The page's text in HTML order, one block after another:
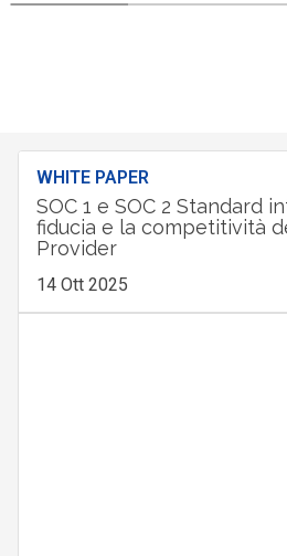
WHITE PAPER
SOC 1 e SOC 2 Standard
fiducia e la competitività
Provider
14 Ott 2025